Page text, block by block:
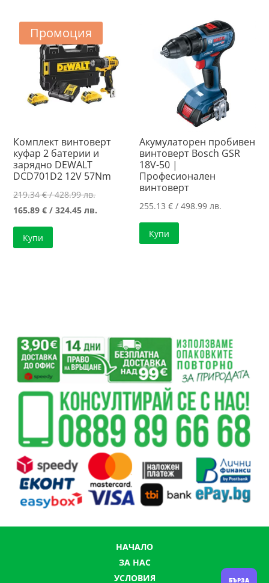
Промоция
Комплект винтоверт
куфар 2 батерии и
зарядно DEWALT
DCD701D2 12V 57Nm
219.34€/ 428.99 лв.Original
price
165.89€ / 324.45 лв.
Купи
Акумулаторен пробивен
винтоверт Bosch GSR
18V-50 |
Професионален
винтоверт
255.13€ / 498.99 лв.
Купи
НАЧАЛО
ЗА НАС
УСЛОВИЯ
БЪРЗА